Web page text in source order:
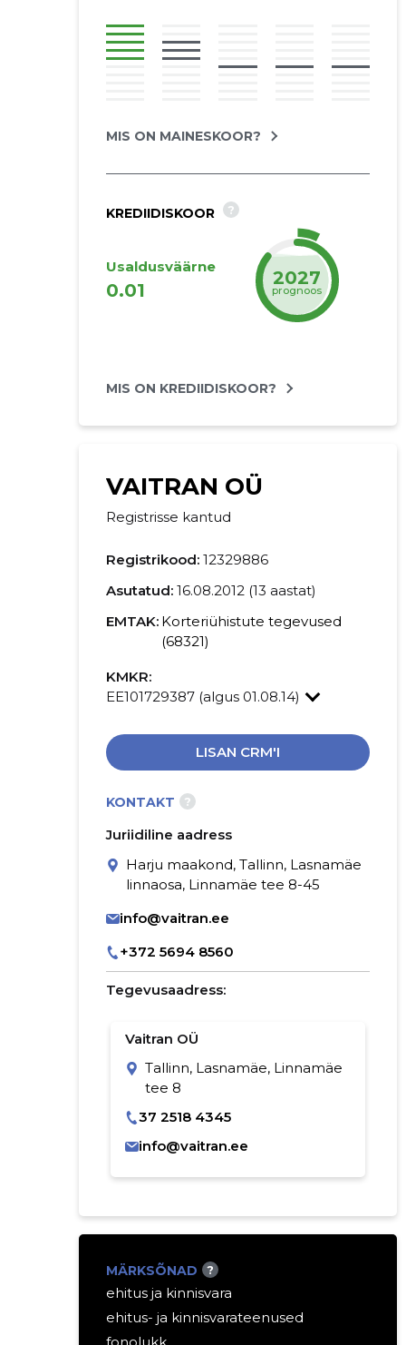
MIS ON MAINESKOOR?
KREDIIDISKOOR ?
Usaldusväärne
0.01
2027
prognoos
MIS ON KREDIIDISKOOR?
VAITRAN OÜ
Registrisse kantud
Registrikood: 12329886
Asutatud: 16.08.2012 (13 aastat)
EMTAK: Korteriühistute tegevused
(68321)
KMKR:
EE101729387 (algus 01.08.14)
LISAN CRM'I
KONTAKT ?
Juriidiline aadress
Harju maakond, Tallinn, Lasnamäe
linnaosa, Linnamäe tee 8-45
info@vaitran.ee
+372 5694 8560
Tegevusaadress:
Vaitran OÜ
Tallinn, Lasnamäe, Linnamäe
tee 8
37 2518 4345
info@vaitran.ee
MÄRKSÕNAD ?
ehitus ja kinnisvara
ehitus- ja kinnisvarateenused